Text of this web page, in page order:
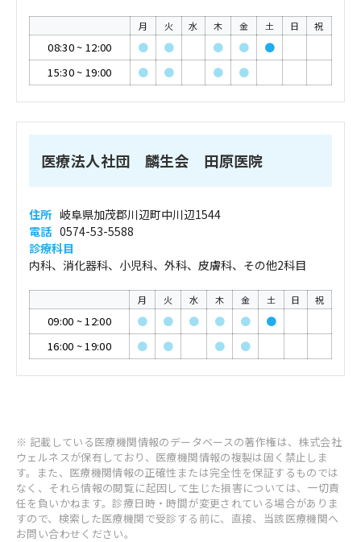
月 火 水 木 金 土 日 祝
08:30~ 12:00 ● ● ● ●
●
15:30~ 19:00 ● ● ● ●
医療法人社団 麟生会 田原医院
住所 岐阜県加茂郡川辺町中川辺1544
電話 0574-53-5588
診療科目
内科、消化器科、小児科、外科、皮膚科、その他2科目
月 火 水 木 金 土 日 祝
09:00 ~12:00 ● ● ● ● ●
●
16:00 ~19:00 ● ● ● ●
※ 記載している医療機関情報のデータベースの著作権は、株式会社
ウェルネスが保有しており、医療機関情報の複製は固く禁止しま
す。また、医療機関情報の正確性または完全性を保証するものでは
なく、それら情報の閲覧に起因して生じた損害については、一切責
任を負いかねます。診療日時・時間が変更されている場合がありま
すので、検索した医療機関で受診する前に、直接、当該医療機関へ
お問い合わせください。